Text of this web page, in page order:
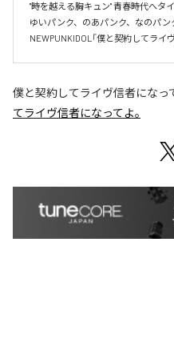
"時を越える胸キュン" 青春時代へタ
ゆいパンク、のあパンク、なのパン
NEWPUNKIDOL「僕と契約してライ
僕と契約してライヴ信者になっ
てライヴ信者になってよ｡